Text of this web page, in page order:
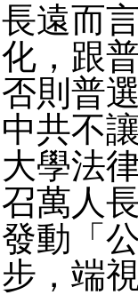
長遠而
化，跟
否則普
中共不
大學法
召萬人
發動「
步，端